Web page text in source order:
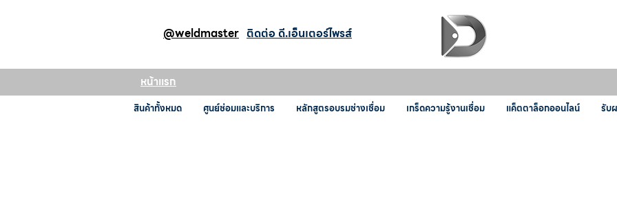
@weldmaster ติดต่อ ดี.เอ็นเตอร์ไพรส์
หน้าแรก
สินค้าทั้งหมด ศูนย์ซ่อมและบริการ หลักสูตรอบรมช่างเชื่อม เกร็ดความรู้งานเชื่อม แค็ตตาล็อกออนไลน์ รับ